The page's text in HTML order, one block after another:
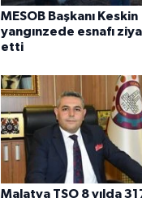
MESOB Başkanı Keskin
yangınzede esnafı
etti
Malatya TSO 8 yılda